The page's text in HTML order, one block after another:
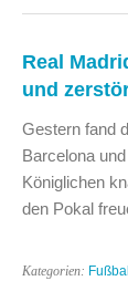
Real
und
Gestern fand
Barcelona
Königlichen
den Pokal
Kategorien: